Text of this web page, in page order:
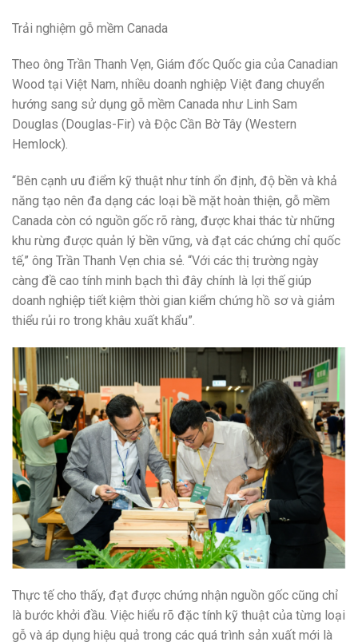
Trải nghiệm gỗ mềm Canada
Theo ông Trần Thanh Vẹn, Giám đốc Quốc gia của Canadian
Wood tại Việt Nam, nhiều doanh nghiệp Việt đang chuyển
hướng sang sử dụng gỗ mềm Canada như Linh Sam
Douglas (Douglas-Fir) và Độc Cần Bờ Tây (Western
Hemlock).
“Bên cạnh ưu điểm kỹ thuật như tính ổn định, độ bền và khả
năng tạo nên đa dạng các loại bề mặt hoàn thiện, gỗ mềm
Canada còn có nguồn gốc rõ ràng, được khai thác từ những
khu rừng được quản lý bền vững, và đạt các chứng chỉ quốc
tế,” ông Trần Thanh Vẹn chia sẻ. “Với các thị trường ngày
càng đề cao tính minh bạch thì đây chính là lợi thế giúp
doanh nghiệp tiết kiệm thời gian kiểm chứng hồ sơ và giảm
thiểu rủi ro trong khâu xuất khẩu”.
Thực tế cho thấy, đạt được chứng nhận nguồn gốc cũng chỉ
là bước khởi đầu. Việc hiểu rõ đặc tính kỹ thuật của từng loại
gỗ và áp dụng hiệu quả trong các quá trình sản xuất mới là